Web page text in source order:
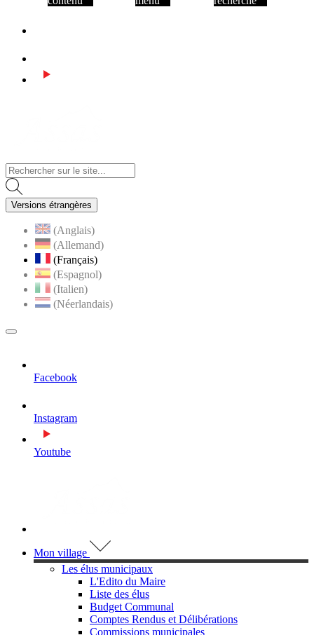
Versions étrangères
(Anglais)
(Allemand)
(Français)
(Espagnol)
(Italien)
(Néerlandais)
MENU
Facebook
Instagram
Youtube
Mon village
Les élus municipaux
L'Edito du Maire
Liste des élus
Budget Communal
Comptes Rendus et Délibérations
Commissions municipales